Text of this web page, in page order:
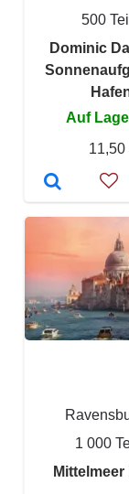
500
Dominic
Auf
11,50
1 000
Mittelmeer